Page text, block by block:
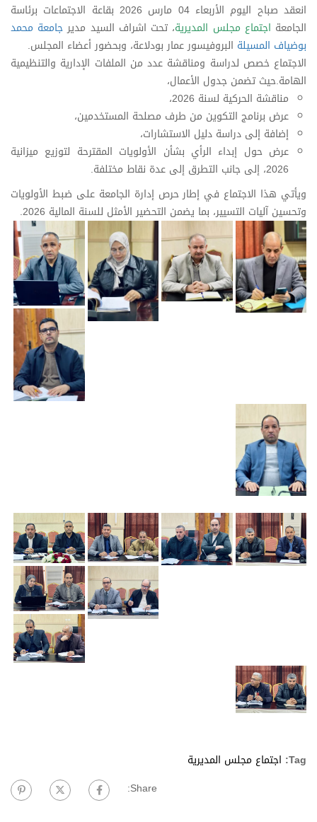
انعقد صباح اليوم الأربعاء 04 مارس 2026 بقاعة الاجتماعات برئاسة
الجامعة اجتماع مجلس المديرية، تحت اشراف السيد مديرجامعة محمد
بوضياف المسيلة البروفيسور عمار بودلاعة، وبحضور أعضاء المجلس.
الاجتماع خصص لدراسة ومناقشة عدد من الملفات الإدارية والتنظيمية
الهامة.حيث تضمن جدول الأعمال،
مناقشة الحركية لسنة 2026،
عرض برنامج التكوين من طرف مصلحة المستخدمين،
إضافة إلى دراسة دليل الاستشارات،
عرض حول إبداء الرأي بشأن الأولويات المقترحة لتوزيع ميزانية
2026، إلى جانب التطرق إلى عدة نقاط مختلفة.
ويأتي هذا الاجتماع في إطار حرص إدارة الجامعة على ضبط الأولويات
وتحسين آليات التسيير، بما يضمن التحضير الأمثل للسنة المالية 2026.
Tag: اجتماع مجلس المديرية
Share: